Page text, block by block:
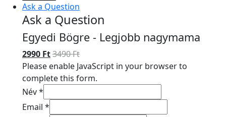
Ask a Question
Ask a Question
Egyedi Bögre - Legjobb nagymama
2990 Ft3490Ft
Please enable JavaScript in your browser to
complete this form.
Név*
Email *